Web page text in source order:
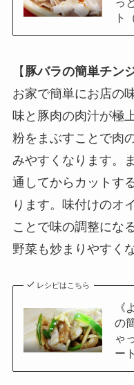
ト
【 豚バラの簡単チン
お家で簡単にお店の
味と豚肉の肉汁が極
粉をまぶすことで肉
みやすくなります。
通してからカットす
ります。味付けのオ
ことで味の調整にな
野菜も炒まりやすく
レシピはこちら
《
の
ゃ
ー